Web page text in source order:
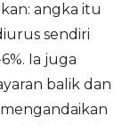
angka itu
sendiri
Ia juga
balik dan